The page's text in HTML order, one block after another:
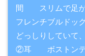
間 スリムで足が
フレンチブルド
どっしりしていて
②耳 ボストン